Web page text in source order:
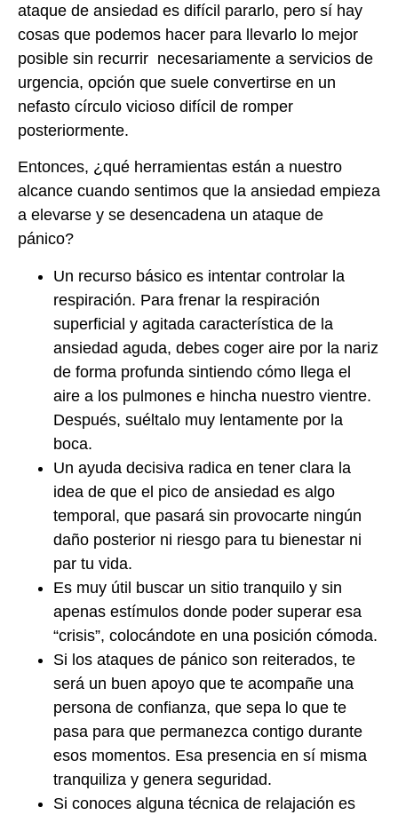
ataque de ansiedad es difícil pararlo, pero sí hay
cosas que podemos hacer para llevarlo lo mejor
posible sin recurrir necesariamente a servicios de
urgencia, opción que suele convertirse en un
nefasto círculo vicioso difícil de romper
posteriormente.
Entonces, ¿qué herramientas están a nuestro
alcance cuando sentimos que la ansiedad empieza
a elevarse y se desencadena un ataque de
pánico?
Un recurso básico es intentar controlar la
respiración. Para frenar la respiración
superficial y agitada característica de la
ansiedad aguda, debes coger aire por la nariz
de forma profunda sintiendo cómo llega el
aire a los pulmones e hincha nuestro vientre.
Después, suéltalo muy lentamente por la
boca.
Un ayuda decisiva radica en tener clara la
idea de que el pico de ansiedad es algo
temporal, que pasará sin provocarte ningún
daño posterior ni riesgo para tu bienestar ni
par tu vida.
Es muy útil buscar un sitio tranquilo y sin
apenas estímulos donde poder superar esa
“crisis”, colocándote en una posición cómoda.
Si los ataques de pánico son reiterados, te
será un buen apoyo que te acompañe una
persona de confianza, que sepa lo que te
pasa para que permanezca contigo durante
esos momentos. Esa presencia en sí misma
tranquiliza y genera seguridad.
Si conoces alguna técnica de relajación es